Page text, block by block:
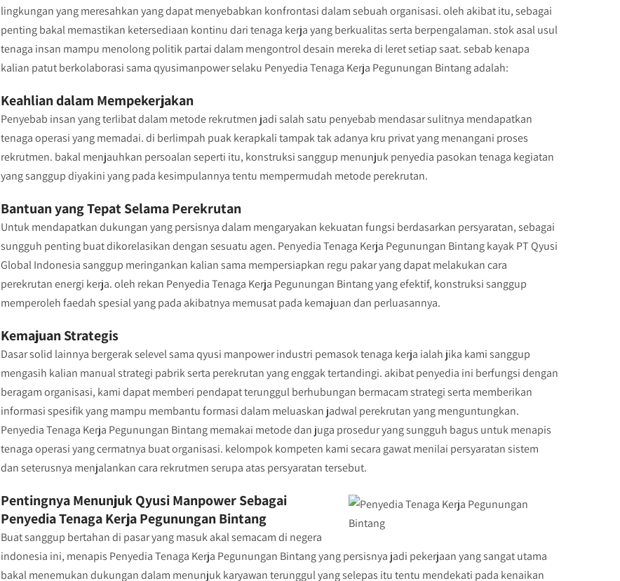
lingkungan yang meresahkan yang dapat menyebabkan konfrontasi dalam sebuah organisasi. oleh akibat itu, sebagai
penting bakal memastikan ketersediaan kontinu dari tenaga kerja yang berkualitas serta berpengalaman. stok asal usul
tenaga insan mampu menolong politik partai dalam mengontrol desain mereka di leret setiap saat. sebab kenapa
kalian patut berkolaborasi sama qyusimanpower selaku Penyedia Tenaga Kerja Pegunungan Bintang adalah:
Keahlian dalam Mempekerjakan
Penyebab insan yang terlibat dalam metode rekrutmen jadi salah satu penyebab mendasar sulitnya mendapatkan
tenaga operasi yang memadai. di berlimpah puak kerapkali tampak tak adanya kru privat yang menangani proses
rekrutmen. bakal menjauhkan persoalan seperti itu, konstruksi sanggup menunjuk penyedia pasokan tenaga kegiatan
yang sanggup diyakini yang pada kesimpulannya tentu mempermudah metode perekrutan.
Bantuan yang Tepat Selama Perekrutan
Untuk mendapatkan dukungan yang persisnya dalam mengaryakan kekuatan fungsi berdasarkan persyaratan, sebagai
sungguh penting buat dikorelasikan dengan sesuatu agen. Penyedia Tenaga Kerja Pegunungan Bintang kayak PT Qyusi
Global Indonesia sanggup meringankan kalian sama mempersiapkan regu pakar yang dapat melakukan cara
perekrutan energi kerja. oleh rekan Penyedia Tenaga Kerja Pegunungan Bintang yang efektif, konstruksi sanggup
memperoleh faedah spesial yang pada akibatnya memusat pada kemajuan dan perluasannya.
Kemajuan Strategis
Dasar solid lainnya bergerak selevel sama qyusi manpower industri pemasok tenaga kerja ialah jika kami sanggup
mengasih kalian manual strategi pabrik serta perekrutan yang enggak tertandingi. akibat penyedia ini berfungsi dengan
beragam organisasi, kami dapat memberi pendapat terunggul berhubungan bermacam strategi serta memberikan
informasi spesifik yang mampu membantu formasi dalam meluaskan jadwal perekrutan yang menguntungkan.
Penyedia Tenaga Kerja Pegunungan Bintang memakai metode dan juga prosedur yang sungguh bagus untuk menapis
tenaga operasi yang cermatnya buat organisasi. kelompok kompeten kami secara gawat menilai persyaratan sistem
dan seterusnya menjalankan cara rekrutmen serupa atas persyaratan tersebut.
Pentingnya Menunjuk Qyusi Manpower Sebagai
Penyedia Tenaga Kerja Pegunungan Bintang
Buat sanggup bertahan di pasar yang masuk akal semacam di negera
indonesia ini, menapis Penyedia Tenaga Kerja Pegunungan Bintang yang persisnya jadi pekerjaan yang sangat utama
bakal menemukan dukungan dalam menunjuk karyawan terunggul yang selepas itu tentu mendekati pada kenaikan